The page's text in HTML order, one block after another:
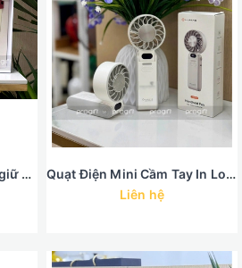
Set quà tặng ca sứ, bình giữ nhiệt
Quạt Điện Mini Cầm Tay In Logo Doanh Nghiệp
Liên hệ